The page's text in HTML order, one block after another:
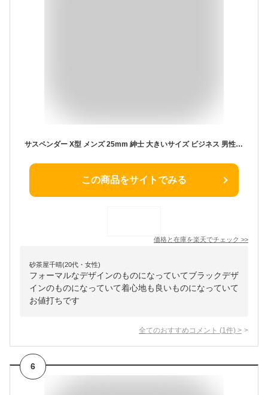
サスペンダー X型 メンズ 25mm 紳士 大きいサイズ ビジネス 男性用 ベルト パンツ 高身長 180cm ブレイシーズ フォーマル 新郎 パーティー タキシード 黒 紺 ブラック ネイビー ワイン ベージュ x型 メール便 [M便 1/1]
この商品をサイトでみる
価格と在庫を楽天でチェック >>
砂茶屋千晴(20代・女性)
フォーマルなデザインのものになっていてブラックデザ
インのものになっていて着心地も良いものになっていて
お値打ちです
全てのおすすめコメント (1 件) >
6